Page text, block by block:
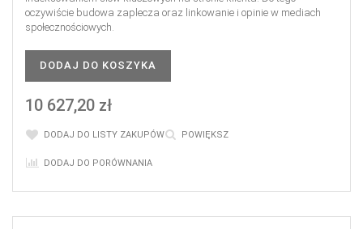
oczywiście budowa zaplecza oraz linkowanie i opinie w mediach
społecznościowych.
DODAJ DO KOSZYKA
10 627,20 zł
DODAJ DO LISTY ZAKUPÓW POWIĘKSZ
DODAJ DO PORÓWNANIA